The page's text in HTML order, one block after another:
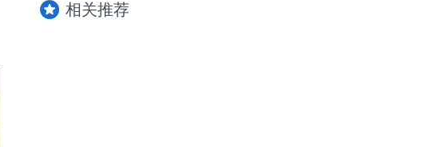
相关推荐